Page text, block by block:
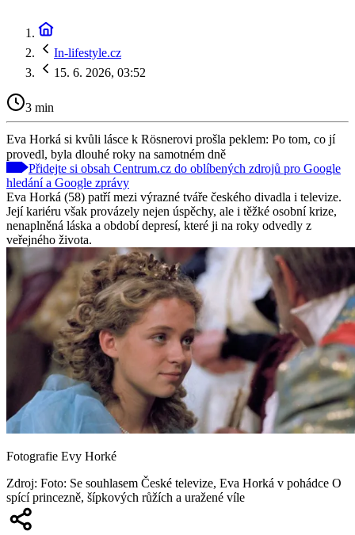
In-lifestyle.cz
15. 6. 2026, 03:52
3 min
Eva Horká si kvůli lásce k Rösnerovi prošla peklem: Po tom, co jí
provedl, byla dlouhé roky na samotném dně
Přidejte si obsah Centrum.cz do oblíbených zdrojů pro Google
hledání a Google zprávy
Eva Horká (58) patří mezi výrazné tváře českého divadla i televize.
Její kariéru však provázely nejen úspěchy, ale i těžké osobní krize,
nenaplněná láska a období depresí, které ji na roky odvedly z
veřejného života.
Fotografie Evy Horké
Zdroj: Foto: Se souhlasem České televize, Eva Horká v pohádce O
spící princezně, šípkových růžích a uražené víle